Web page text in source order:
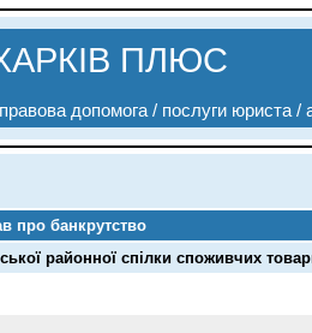
ПЛЮС
допомога / послуги юриста /
про банкрутство
спілки споживчих